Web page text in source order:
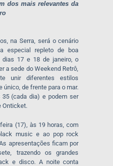
dos mais relevantes da
na Serra, será o cenário
especial repleto de boa
dias 17 e 18 de janeiro, o
a sede do Weekend Retrô,
unir diferentes estilos
único, de frente para o mar.
(cada dia) e podem ser
Onticket.
(17), às 19 horas, com
music e ao pop rock
apresentações ficam por
trazendo os grandes
e disco. A noite conta